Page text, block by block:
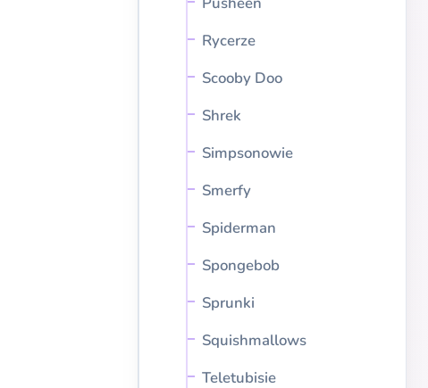
Rycerze
Scooby Doo
Shrek
Simpsonowie
Smerfy
Spiderman
Spongebob
Sprunki
Squishmallows
Teletubisie